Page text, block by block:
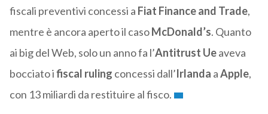
fiscali preventivi concessi a Fiat Finance and Trade,
mentre è ancora aperto il casoMcDonald’s. Quanto
ai big del Web, solo un anno fa l’Antitrust Ueaveva
bocciato ifiscal ruling concessi dall’Irlanda aApple,
con 13 miliardi da restituire al fisco.